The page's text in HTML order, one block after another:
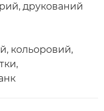
друкований
кольоровий,